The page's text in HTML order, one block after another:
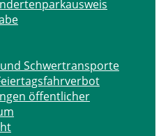
Schwertransporte
öffentlicher